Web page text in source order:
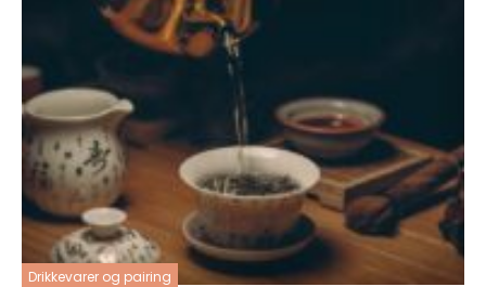
Drikkevarer og pairing